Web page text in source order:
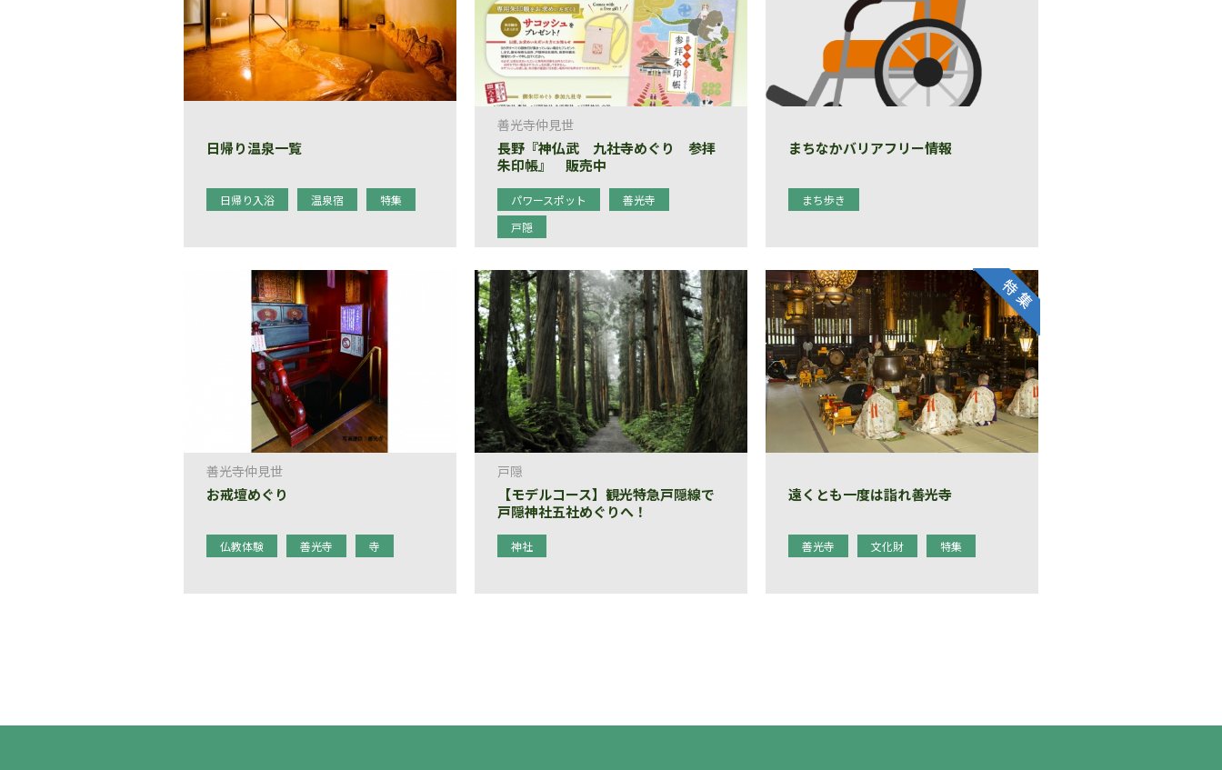
日帰り温泉一覧
日帰り入浴 温泉宿 特集
善光寺仲見世
長野『神仏武 九社寺めぐり 参拝
朱印帳』 販売中
パワースポット
善光寺
戸隠
まちなかバリアフリー情報
まち歩き
善光寺仲見世
お戒壇めぐり
仏教体験 善光寺 寺
戸隠
【モデルコース】観光特急戸隠線で
戸隠神社五社めぐりへ！
神社
遠くとも一度は詣れ善光寺
善光寺 文化財 特集